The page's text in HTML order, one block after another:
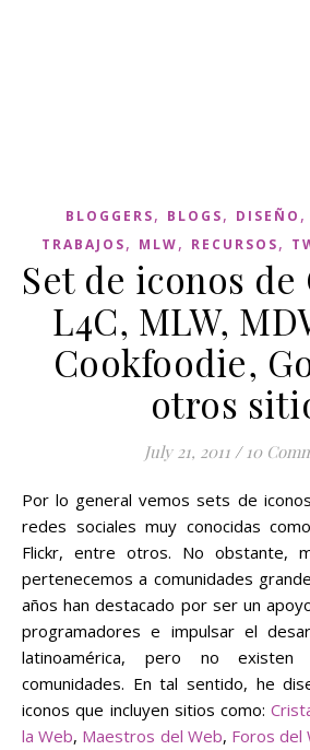
BLOGGERS, BLOGS, DISEÑO ,
TRABAJOS, MLW, RECURSOS,
Set de iconos
L4C, MLW,
Cookfoodie,
otros
July 21, 2011 / 10
Por lo general vemos sets de iconos que incluyen los de
redes sociales muy conocidas
Flickr, entre otros. No obstante,
pertenecemos a comunidades
años han destacado por ser un
programadores e impulsar el
latinoamérica, pero no
comunidades. En tal sentido, he
iconos que incluyen sitios como:
la Web, Maestros del Web, Foros del